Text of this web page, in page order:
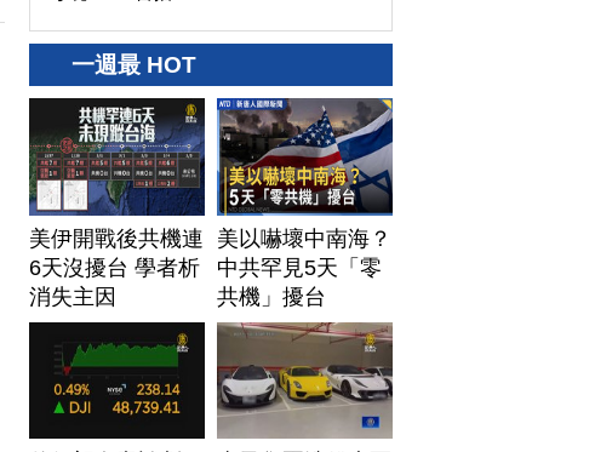
一週最 HOT
美伊開戰後共機連
6天沒擾台 學者析
消失主因
美以嚇壞中南海？
中共罕見5天「零
共機」擾台